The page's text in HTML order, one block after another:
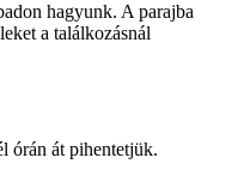
hagyunk. A parajba
a találkozásnál
órán át pihentetjük.